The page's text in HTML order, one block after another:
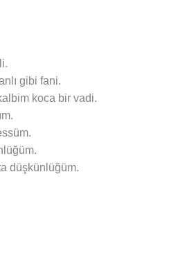
gibi fani.
koca bir vadi.
düşkünlüğüm.